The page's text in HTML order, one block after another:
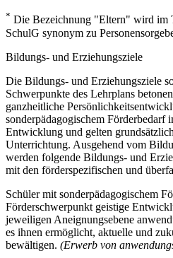
* Die Bezeichnung "Eltern" wird im
SchulG synonym zu
Bildungs- und Erziehungsziele
Die Bildungs- und Erziehungsziele
Schwerpunkte des Lehrplans
ganzheitliche
sonderpädagogischem Förderbedarf
Entwicklung und gelten
Unterrichtung. Ausgehend vom
werden folgende Bildungs- und
mit den förderspezifischen und
Schüler mit sonderpädagogischem
Förderschwerpunkt geistige
jeweiligen Aneignungsebene
es ihnen ermöglicht, aktuelle und
bewältigen. (Erwerb von